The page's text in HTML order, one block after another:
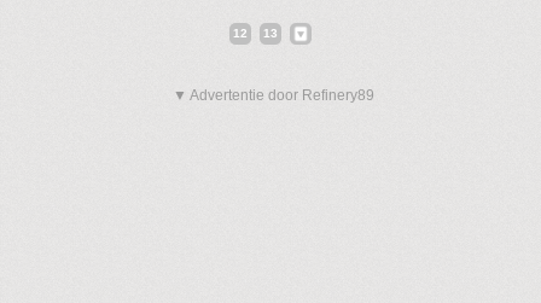
12 13
▼ Advertentie door Refinery89